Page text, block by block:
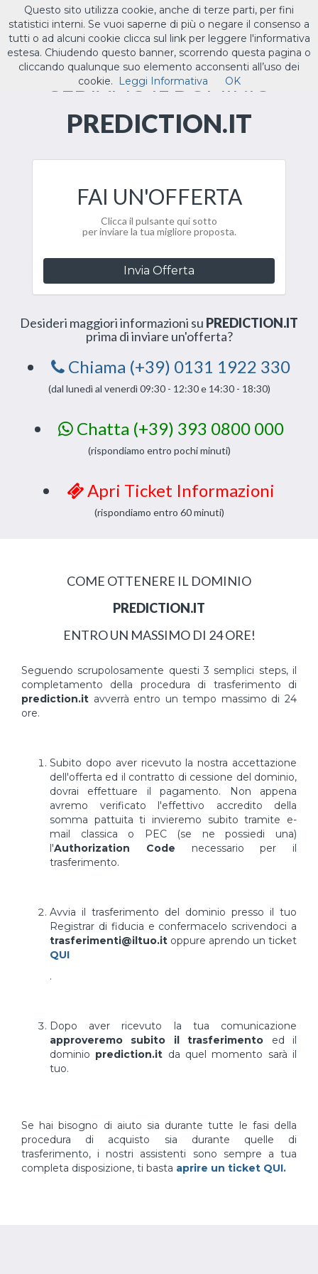
Toggle
ILTUO.IT
CEDIAMO IL DOMINIO
PREDICTION.IT
FAI UN'OFFERTA
Clicca il pulsante qui sotto
per inviare la tua migliore proposta.
Invia Offerta
Desideri maggiori informazioni su PREDICTION.IT
prima di inviare un'offerta?
Chiama (+39) 0131 1922 330
(dal lunedì al venerdì 09:30 - 12:30 e 14:30 - 18:30)
Chatta (+39) 393 0800 000
(rispondiamo entro pochi minuti)
Apri Ticket Informazioni
(rispondiamo entro 60 minuti)
COME OTTENERE IL DOMINIO
PREDICTION.IT
ENTRO UN MASSIMO DI 24 ORE!
Seguendo scrupolosamente questi 3 semplici steps, il
completamento della procedura di trasferimento di
prediction.it avverrà entro un tempo massimo di 24
ore.
Subito dopo aver ricevuto la nostra accettazione
dell'offerta ed il contratto di cessione del dominio,
dovrai effettuare il pagamento. Non appena
avremo verificato l'effettivo accredito della
somma pattuita ti invieremo subito tramite e-
mail classica o PEC (se ne possiedi una)
l'Authorization Code necessario per il
trasferimento.
Avvia il trasferimento del dominio presso il tuo
Registrar di fiducia e confermacelo scrivendoci a
trasferimenti@iltuo.it oppure aprendo un ticket
QUI
.
Dopo aver ricevuto la tua comunicazione
approveremo subito il trasferimento ed il
dominio prediction.it da quel momento sarà il
tuo.
Se hai bisogno di aiuto sia durante tutte le fasi della
procedura di acquisto sia durante quelle di
trasferimento, i nostri assistenti sono sempre a tua
completa disposizione, ti basta aprire un ticket QUI.
Questo sito utilizza cookie, anche di terze parti, per fini
statistici interni. Se vuoi saperne di più o negare il consenso a
tutti o ad alcuni cookie clicca sul link per leggere l'informativa
estesa. Chiudendo questo banner, scorrendo questa pagina o
cliccando qualunque suo elemento acconsenti all’uso dei
cookie.
Leggi Informativa OK